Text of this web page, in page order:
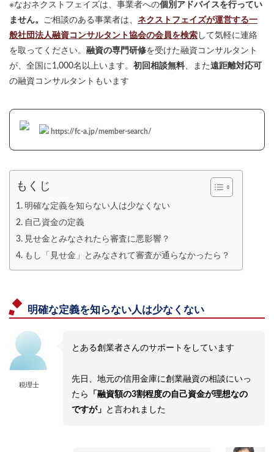
※なおネクストフェイズは、事業者への個別アドバイスを行ってい
ません。 ご相談のある事業者は、 ネクストフェイズが運営する一
般社団法人融資コンサルタント協会の会員を検索 して気軽に連絡
を取ってください。 融資の専門研修を受けた融資コンサルタント
が、全国に1,000名以上います。 初回相談無料、また遠距離対応可
の融資コンサルタントもいます
https://fc-a.jp/member-search/
もくじ
明確な定義を知らない人は少なくない
自己資金の定義
見せ金とみなされたら審査に悪影響？
もし「見せ金」とみなされて審査が通らなかったら？
明確な定義を知らない人は少なくない
税理士
とある創業者さんのサポートをしています
先日、地元の信用金庫に創業融資の相談にいっ
たら
「融資額の3割程度の自己資金が理想なの
ですが」 と言われました